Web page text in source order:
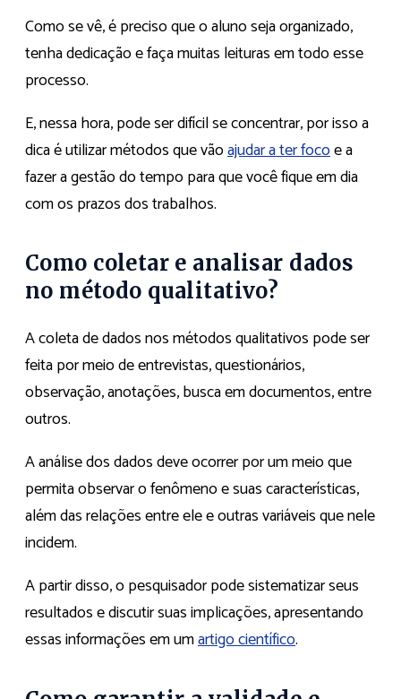
Como se vê, é preciso que o aluno seja organizado,
tenha dedicação e faça muitas leituras em todo esse
processo.
E, nessa hora, pode ser difícil se concentrar, por isso a
dica é utilizar métodos que vãoajudar a ter focoe a
fazer a gestão do tempo para que você fique em dia
com os prazos dos trabalhos.
Como coletar e analisar dados
no método qualitativo?
A coleta de dados nos métodos qualitativos pode ser
feita por meio de entrevistas, questionários,
observação, anotações, busca em documentos, entre
outros.
A análise dos dados deve ocorrer por um meio que
permita observar o fenômeno e suas características,
além das relações entre ele e outras variáveis que nele
incidem.
A partir disso, o pesquisador pode sistematizar seus
resultados e discutir suas implicações, apresentando
essas informações em umartigo científico.